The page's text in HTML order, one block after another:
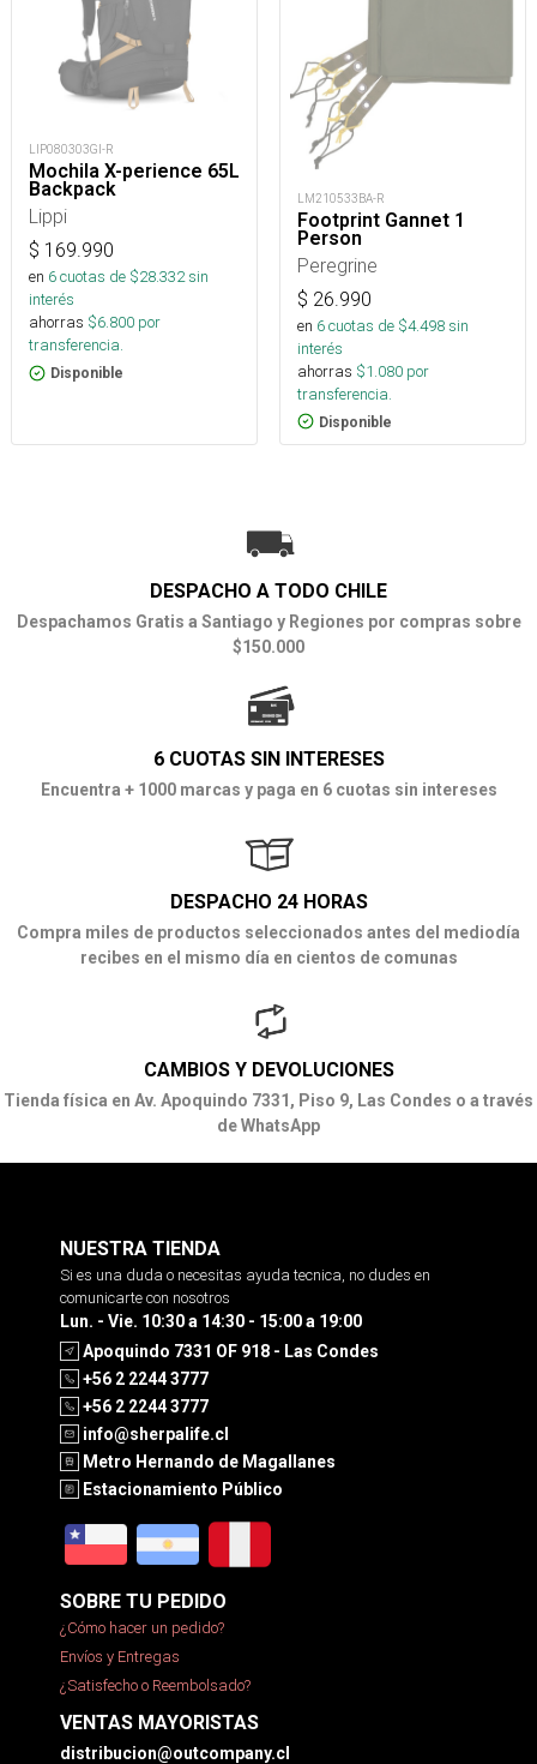
LIP080303GI-R
Mochila X-perience 65L
Backpack
Lippi
$ 169.990
en 6cuotas de $28.332sin
interés
ahorras $6.800 por
transferencia.
Disponible
LM210533BA-R
Footprint Gannet 1
Person
Peregrine
$ 26.990
en 6cuotas de $4.498sin
interés
ahorras $1.080 por
transferencia.
Disponible
DESPACHO A TODO CHILE
Despachamos Gratis a Santiago y Regiones por compras sobre
$150.000
6 CUOTAS SIN INTERESES
Encuentra + 1000 marcas y paga en 6 cuotas sin intereses
DESPACHO 24 HORAS
Compra miles de productos seleccionados antes del mediodía
recibes en el mismo día en cientos de comunas
CAMBIOS Y DEVOLUCIONES
Tienda física en Av. Apoquindo 7331, Piso 9, Las Condes o a través
de WhatsApp
NUESTRA TIENDA
Si es una duda o necesitas ayuda tecnica, no dudes en
comunicarte con nosotros
Lun. - Vie. 10:30 a 14:30 - 15:00 a 19:00
Apoquindo 7331 OF 918 - Las Condes
+56 2 2244 3777
+56 2 2244 3777
info@sherpalife.cl
Metro Hernando de Magallanes
Estacionamiento Público
SOBRE TU PEDIDO
¿Cómo hacer un pedido?
Envíos y Entregas
¿Satisfecho o Reembolsado?
VENTAS MAYORISTAS
distribucion@outcompany.cl